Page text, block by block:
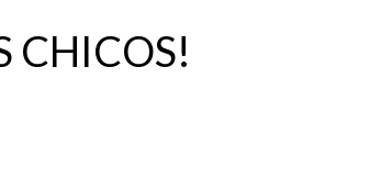
CHICOS!